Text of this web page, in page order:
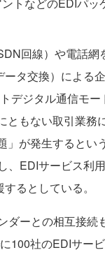
回線）や電話網
ータ交換）による
デジタル通信モー
ともない取引業務
」が発生するとい
、EDIサービス利
るとしている。
ダーとの相互接続
100社のEDIサー